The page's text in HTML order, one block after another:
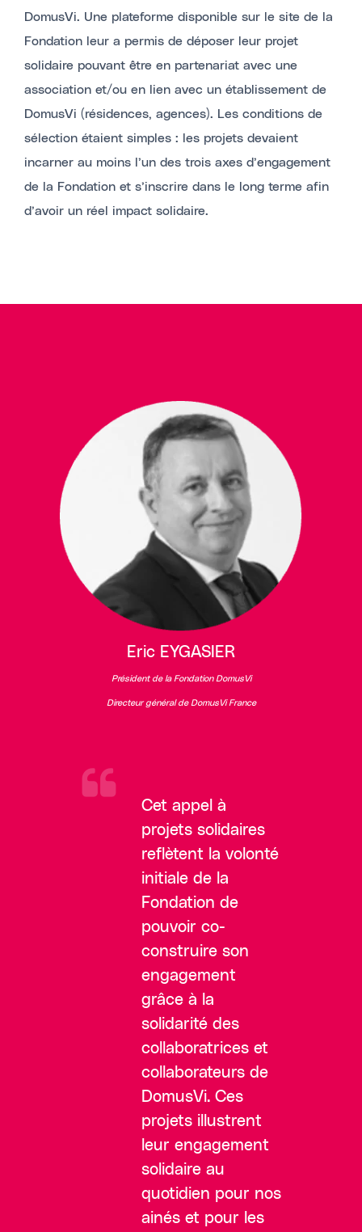
DomusVi. Une plateforme disponible sur le site de la
Fondation leur a permis de déposer leur projet
solidaire pouvant être en partenariat avec une
association et/ou en lien avec un établissement de
DomusVi (résidences, agences). Les conditions de
sélection étaient simples : les projets devaient
incarner au moins l’un des trois axes d’engagement
de la Fondation et s’inscrire dans le long terme afin
d’avoir un réel impact solidaire.
Eric EYGASIER
Président de la Fondation DomusVi
Directeur général de DomusVi France
Cet appel à
projets solidaires
reflètent la volonté
initiale de la
Fondation de
pouvoir co-
construire son
engagement
grâce à la
solidarité des
collaboratrices et
collaborateurs de
DomusVi. Ces
projets illustrent
leur engagement
solidaire au
quotidien pour nos
ainés et pour les